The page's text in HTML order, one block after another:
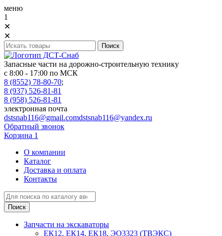
меню
1
✕
✕
Запасные части на дорожно-строительную технику
с 8:00 - 17:00 по МСК
8 (8552) 78-80-70;
8 (937) 526-81-81
8 (958) 526-81-81
электронная почта
dstsnab116@gmail.comdstsnab116@yandex.ru
Обратный звонок
Корзина 1
О компании
Каталог
Доставка и оплата
Контакты
Запчасти на экскаваторы
ЕК12, ЕК14, ЕК18, ЭО3323 (ТВЭКС)